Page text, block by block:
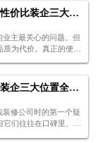
太原装修哪个便宜？2026年高性价比装企三大甄选关键
业主最关心的问题。但
质为代价。真正的便
太原装修公司在哪？2026年好装企三大位置全解析
装修公司时的第一个疑
们往往在口碑里、在